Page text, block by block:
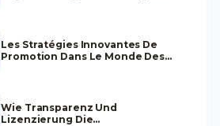
Les Stratégies Innovantes De
Promotion Dans Le Monde Des
Wie Transparenz Und
Lizenzierung Die